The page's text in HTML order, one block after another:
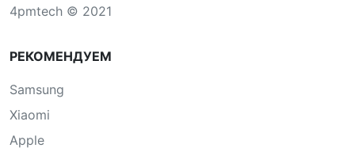
4pmtech © 2021
РЕКОМЕНДУЕМ
Samsung
Xiaomi
Apple